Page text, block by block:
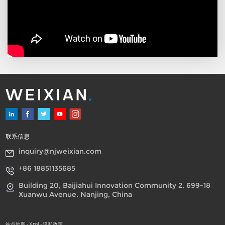
联系信息
inquiry@njweixian.com
+86 18851135685
Building 20, Baijiahui Innovation Community 2, 699-18
Xuanwu Avenue, Nanjing, China